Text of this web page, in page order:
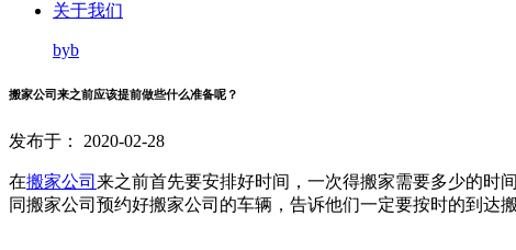
关于我们
byb
搬家公司来之前应该提前做些什么准备呢？
发布于： 2020-02-28
在搬家公司 来之前首先要安排好时间，一次得搬家需要多少的时
同搬家公司预约好搬家公司的车辆，告诉他们一定要按时的到达